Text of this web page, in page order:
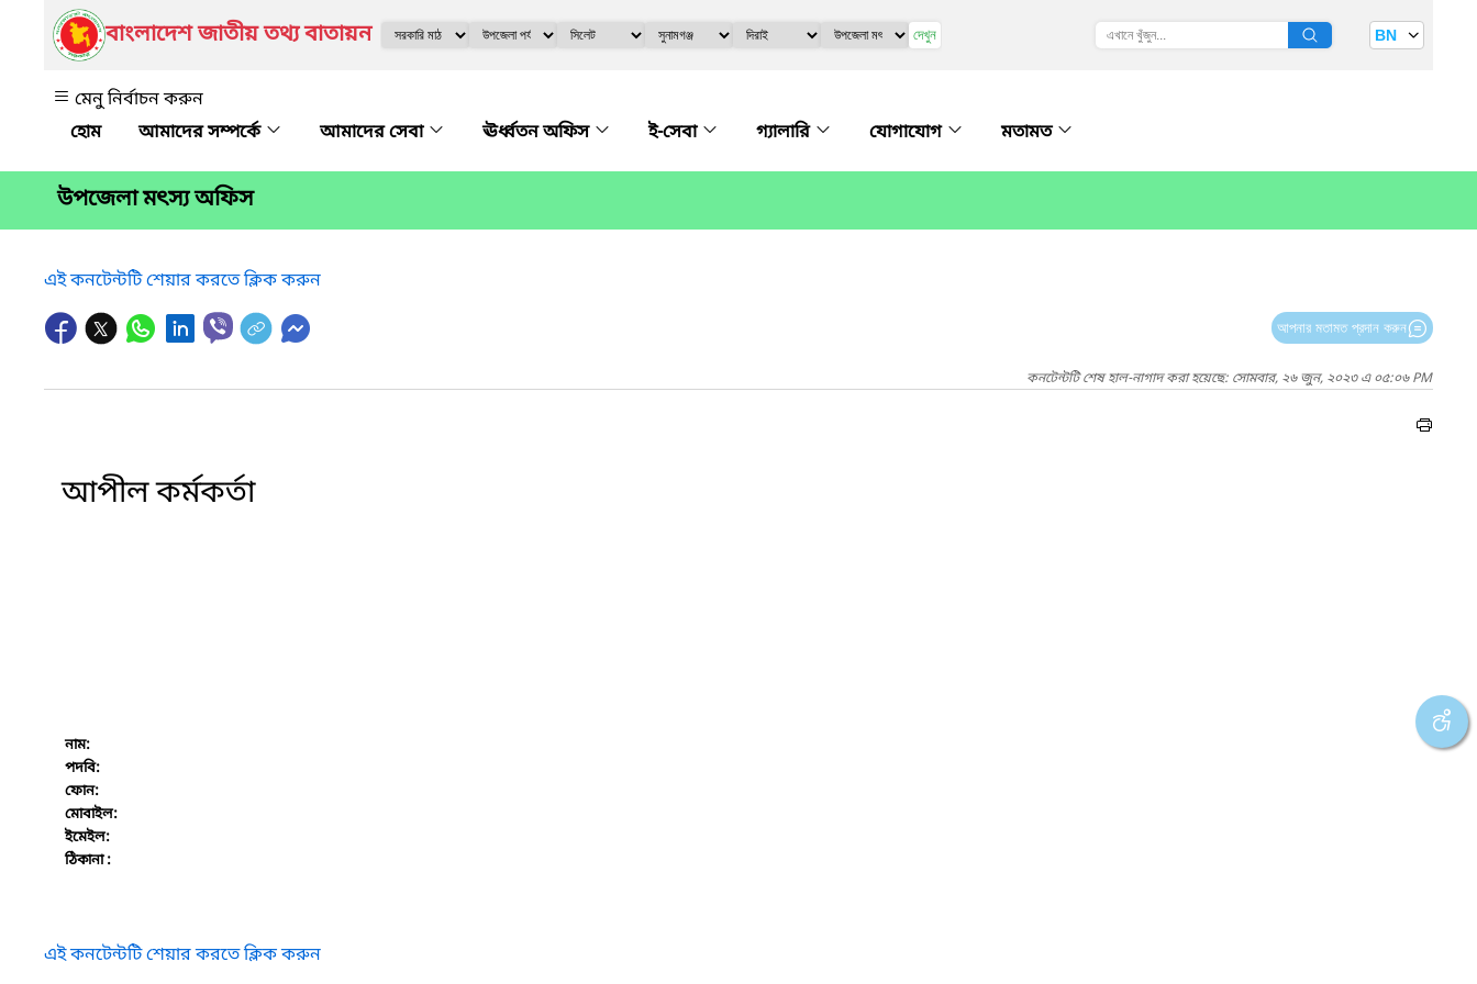
বাংলাদেশ জাতীয় তথ্য বাতায়ন দেখুন BN
মেনু নির্বাচন করুন
আমাদের সম্পর্কে
আমাদের সেবা ঊর্ধ্বতন অফিস ই-সেবা গ্যালারি যোগাযোগ মতামত
উপজেলা মৎস্য অফিস
এই কনটেন্টটি শেয়ার করতে ক্লিক করুন
আপনার মতামত প্রদান করুন
কনটেন্টটি শেষ হাল-নাগাদ করা হয়েছে: সোমবার, ২৬ জুন, ২০২৩ এ ০৫:০৬ PM
আপীল কর্মকর্তা
নাম:
পদবি:
ফোন:
মোবাইল:
ইমেইল:
ঠিকানা :
এই কনটেন্টটি শেয়ার করতে ক্লিক করুন